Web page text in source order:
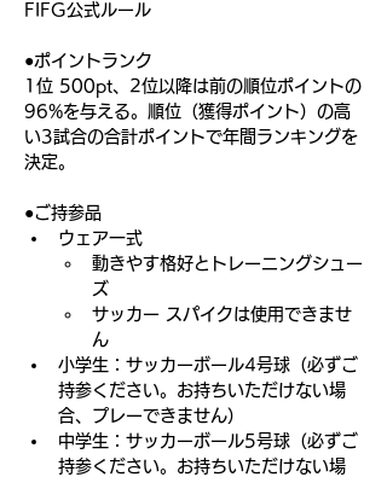
FIFG公式ルール
●ポイントランク
1位 500pt、2位以降は前の順位ポイントの
96%を与える。順位（獲得ポイント）の高
い3試合の合計ポイントで年間ランキングを
決定。
●ご持参品
ウェア一式
動きやす格好とトレーニングシュー
ズ
サッカー スパイクは使用できませ
ん
小学生：サッカーボール4号球（必ずご
持参ください。お持ちいただけない場
合、プレーできません）
中学生：サッカーボール5号球（必ずご
持参ください。お持ちいただけない場